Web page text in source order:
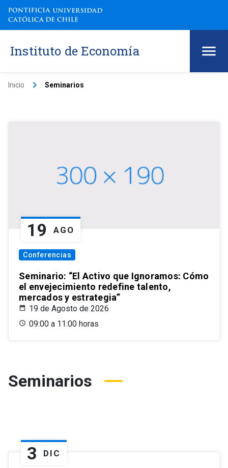
Instituto de Economía
Inicio keyboard_arrow_right Seminarios
19 AGO
Conferencias
Seminario: “El Activo que Ignoramos: Cómo
el envejecimiento redefine talento,
mercados y estrategia”
19 de Agosto de 2026
09:00 a 11:00 horas
Seminarios
3 DIC